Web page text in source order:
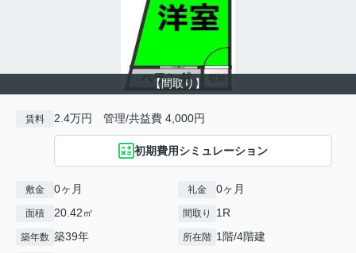
【間取り】
賃料 2.4万円 管理/共益費 4,000円
初期費用シミュレーション
敷金 0ヶ月 礼金 0ヶ月
面積 20.42㎡ 間取り 1R
築年数 築39年 所在階 1階/4階建